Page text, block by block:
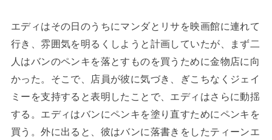
エディはその日のうちにマンダとリサを映画館に連れて
行き、雰囲気を明るくしようと計画していたが、まず二
人はバンのペンキを落とすものを買うために金物店に向
かった。そこで、店員が彼に気づき、ぎこちなくジェイ
ミーを支持すると表明したことで、エディはさらに動揺
する。エディはバンにペンキを塗り直すためにペンキを
買う。外に出ると、彼はバンに落書きをしたティーンエ